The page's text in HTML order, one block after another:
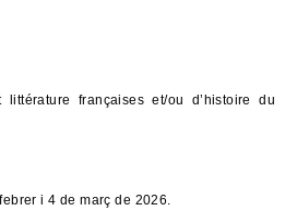
françaises et/ou d’histoire du
i 4 de març de 2026.